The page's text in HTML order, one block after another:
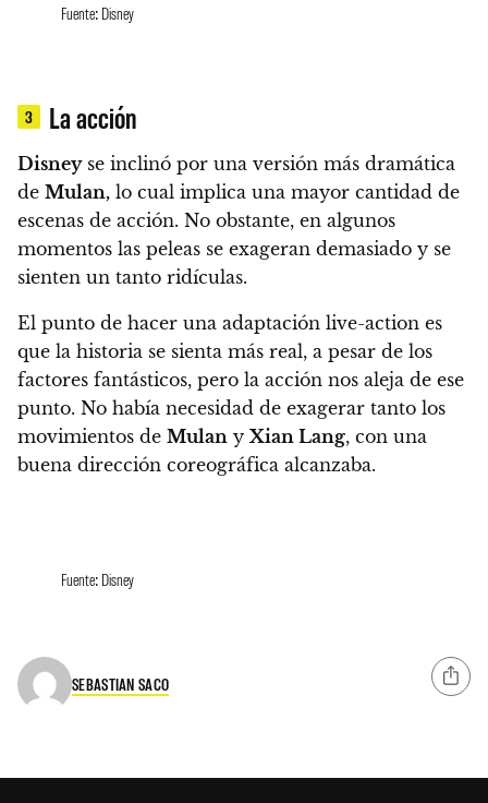
Fuente: Disney
3 La acción
Disneyse inclinó por una versión más dramática
de Mulan, lo cual implica una mayor cantidad de
escenas de acción. No obstante, en algunos
momentos las peleas se exageran demasiado y se
sienten un tanto ridículas.
El punto de hacer una adaptación live-action es
que la historia se sienta más real, a pesar de los
factores fantásticos, pero la acción nos aleja de ese
punto. No había necesidad de exagerar tanto los
movimientos de Mulan y Xian Lang, con una
buena dirección coreográfica alcanzaba.
Fuente: Disney
SEBASTIAN SACO